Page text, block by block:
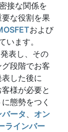
接な関係を
な役割を果
および
います。
表し、その
段階でお客
した後に
様が必要と
態勢をつく
ータ 、 オン
ラインバー